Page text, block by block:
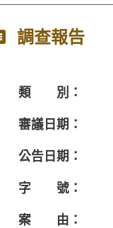
調查報告
類 別：
審議日期：
公告日期：
字 號：
案 由：